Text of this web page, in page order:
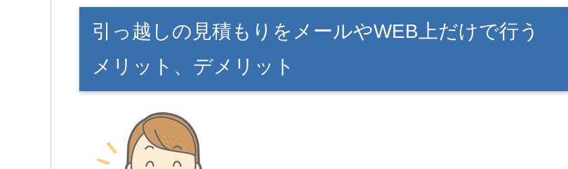
引っ越しの見積もりをメールやWEB上だけで行う
メリット、デメリット